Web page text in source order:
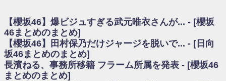
日向坂46まとめのまとめ / 【日向坂46】富田鈴花1st写真集、発売記念記者
会見の模様がこちら！
乃木坂欅坂まとめのまとめ / 【日向坂46】河田陽菜卒業の影響、ガチでデ
カそう...
欅坂あんてな ～欅坂46のニュース・情報・話題をピックアップ / れなッ
ピーズ集結！櫻坂46守屋麗奈×遠藤理子、8/6「ラヴィット！」水曜スタジオ出
演決定
【櫻坂46】爆ビジュすぎる武元唯衣さんが... - [櫻坂
46まとめのまとめ]
【櫻坂46】田村保乃だけジャージを脱いで... - [日向
坂46まとめのまとめ]
長濱ねる、事務所移籍 フラーム所属を発表 - [櫻坂46
まとめのまとめ]